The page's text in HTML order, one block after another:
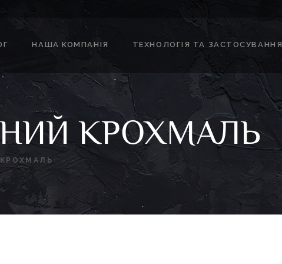
НАША КОМПАНІЯ ТЕХНОЛОГІЯ ТА ЗАСТОСУВАННЯ
КРОХМАЛЬ